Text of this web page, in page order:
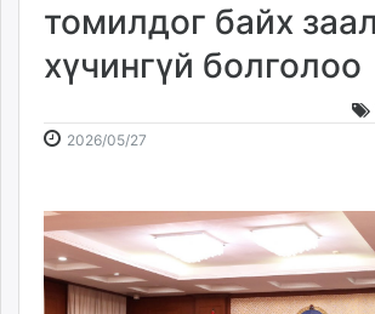
dorgio.mn
Gogo.mn
caak.mn
news.mn
zindaa.mn
tovch.mn
ikon.mn
mnb.mn
Livetv.mn
томилдог байх
хүчингүй болголоо
2026/05/27
15:41:46
11:54:14